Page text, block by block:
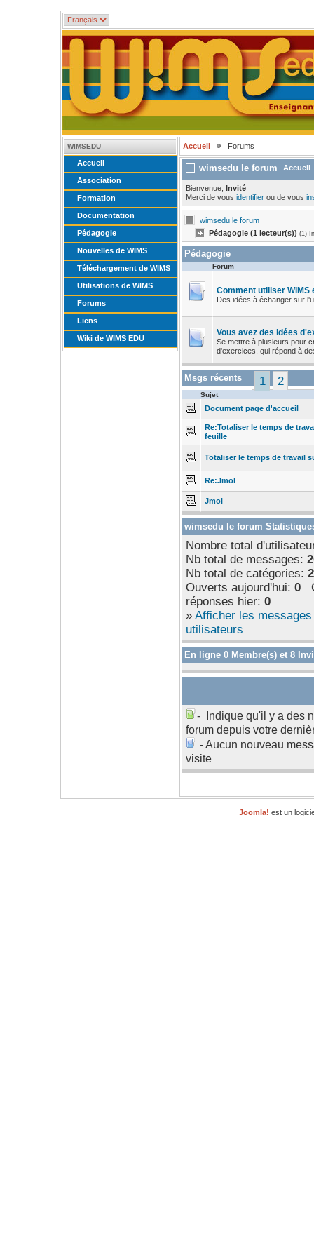
WIMSEDU
Accueil
Association
Formation
Documentation
Pédagogie
Nouvelles de WIMS
Téléchargement de WIMS
Utilisations de WIMS
Forums
Liens
Wiki de WIMS EDU
Accueil Forums
wimsedu le forum Accueil
Bienvenue, Invité
Merci de vous identifier ou de vous
wimsedu le forum
Pédagogie (1 lecteur(s)) (1)
Pédagogie
Forum
Comment utiliser WIMS
Des idées à échanger sur
Vous avez des idées
Se mettre à plusieurs pour
d'exercices, qui répond à
Msgs récents 1 2
Sujet
Document page d'accueil
Re:Totaliser le temps de
feuille
Totaliser le temps de travail
Re:Jmol
Jmol
wimsedu le forum
Nombre total
Nb total de messages:
Nb total de catégories:
Ouverts aujourd'hui: 0
réponses hier: 0
» Afficher les
utilisateurs
En ligne 0 Membre(s) et 8
- Indique qu'il y a des
forum depuis votre
- Aucun nouveau
visite
Joomla! est un